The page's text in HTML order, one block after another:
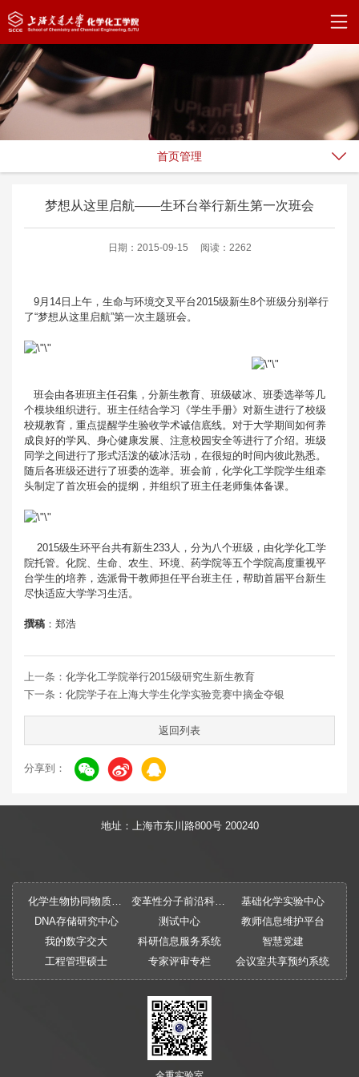
首页管理
梦想从这里启航——生环台举行新生第一次班会
日期：2015-09-15 阅读：2262
9月14日上午，生命与环境交叉平台2015级新生8个班级分别举行
了“梦想从这里启航”第一次主题班会。
班会由各班班主任召集，分新生教育、班级破冰、班委选举等几
个模块组织进行。班主任结合学习《学生手册》对新生进行了校级
校规教育，重点提醒学生验收学术诚信底线。对于大学期间如何养
成良好的学风、身心健康发展、注意校园安全等进行了介绍。班级
同学之间进行了形式活泼的破冰活动，在很短的时间内彼此熟悉。
随后各班级还进行了班委的选举。班会前，化学化工学院学生组牵
头制定了首次班会的提纲，并组织了班主任老师集体备课。
2015级生环平台共有新生233人，分为八个班级，由化学化工学
院托管。化院、生命、农生、环境、药学院等五个学院高度重视平
台学生的培养，选派骨干教师担任平台班主任，帮助首届平台新生
尽快适应大学学习生活。
撰稿 ：郑浩
上一条： 化学化工学院举行2015级研究生新生教育
下一条： 化院学子在上海大学生化学实验竞赛中摘金夺银
返回列表
分享到：
地址：上海市东川路800号 200240
化学生物协同物质创制全国重点实验室 变革性分子前沿科学中心
基础化学实验中心
DNA存储研究中心
测试中心
教师信息维护平台
我的数字交大
科研信息服务系统
智慧党建
工程管理硕士
专家评审专栏 会议室共享预约系统